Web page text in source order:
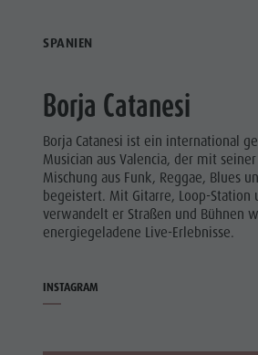
SPANIEN
Borja Catanesi
Borja Catanesi ist ein international
Musician aus Valencia, der mit
Mischung aus Funk, Reggae, Blues
begeistert. Mit Gitarre, Loop-Station
verwandelt er Straßen und Bühnen
energiegeladene Live-Erlebnisse.
INSTAGRAM